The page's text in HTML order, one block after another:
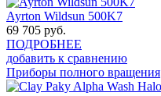
Ayrton Wildsun 500K7
69 705 руб.
ПОДРОБНЕЕ
добавить к сравнению
Приборы полного вращения